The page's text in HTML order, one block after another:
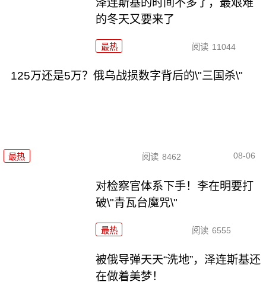
的冬天又要来了
最热 阅读 11044
125万还是5万？俄乌战损数字背后的\"三国杀\"
最热 阅读 8462 08-06
对检察官体系下手！李在明要打
破\"青瓦台魔咒\"
最热 阅读 6555
被俄导弹天天“洗地”，泽连斯基还
在做着美梦！